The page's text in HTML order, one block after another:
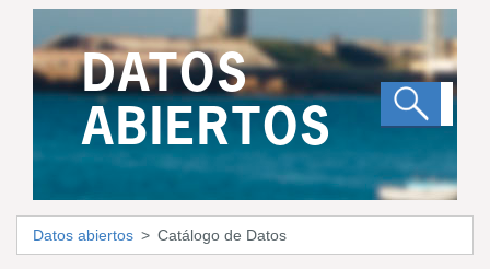
DATOS
ABIERTOS
Datos abiertos Catálogo de Datos